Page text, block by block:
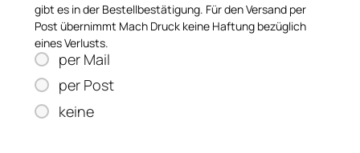
per Mail
per Post
keine
gibt es in der Bestellbestätigung. Für den Versand per
Post übernimmt Mach Druck keine Haftung bezüglich
eines Verlusts.